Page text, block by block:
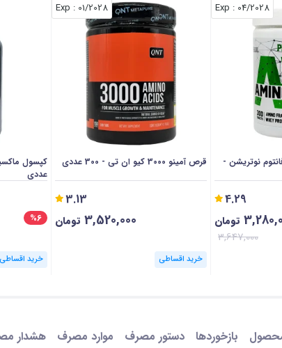
04/2028
: Exp
1 گرمی فانتوم نوتریشن -
4.29
تومان
3,647,000
01/2028
: Exp
قرص آمینو 3000 کیو ان تی - 300 عددی
3.13
3,520,000 تومان
خرید اقساطی
عددی
%6
خرید اقساطی
بازخوردها دستور مصرف موارد مصرف هشدار